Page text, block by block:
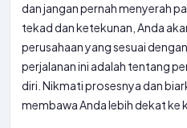
dan jangan pernah menyerah
tekad dan ketekunan, Anda
perusahaan yang sesuai
perjalanan ini adalah tentang
diri. Nikmati prosesnya dan
membawa Anda lebih dekat ke